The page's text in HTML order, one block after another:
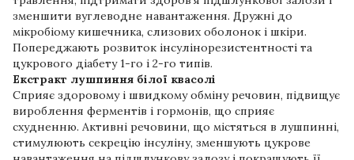
зменшити вуглеводне навантаження. Дружні до
мікробіому кишечника, слизових оболонок і шкіри.
Попереджають розвиток інсулінорезистентності та
цукрового діабету 1-го і 2-го типів.
Екстракт лушпиння білої квасолі
Сприяє здоровому і швидкому обміну речовин, підвищує
вироблення ферментів і гормонів, що сприяє
схудненню. Активні речовини, що містяться в лушпинні,
стимулюють секрецію інсуліну, зменшують цукрове